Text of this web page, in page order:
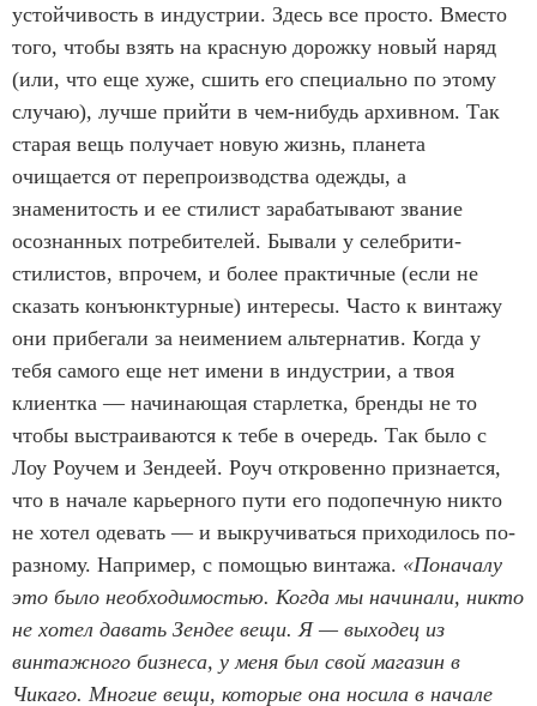
устойчивость в индустрии. Здесь все просто. Вместо
того, чтобы взять на красную дорожку новый наряд
(или, что еще хуже, сшить его специально по этому
случаю), лучше прийти в чем-нибудь архивном. Так
старая вещь получает новую жизнь, планета
очищается от перепроизводства одежды, а
знаменитость и ее стилист зарабатывают звание
осознанных потребителей. Бывали у селебрити-
стилистов, впрочем, и более практичные (если не
сказать конъюнктурные) интересы. Часто к винтажу
они прибегали за неимением альтернатив. Когда у
тебя самого еще нет имени в индустрии, а твоя
клиентка — начинающая старлетка, бренды не то
чтобы выстраиваются к тебе в очередь. Так было с
Лоу Роучем и Зендеей. Роуч откровенно признается,
что в начале карьерного пути его подопечную никто
не хотел одевать — и выкручиваться приходилось по-
разному. Например, с помощью винтажа. «Поначалу
это было необходимостью. Когда мы начинали, никто
не хотел давать Зендее вещи. Я — выходец из
винтажного бизнеса, у меня был свой магазин в
Чикаго. Многие вещи, которые она носила в начале